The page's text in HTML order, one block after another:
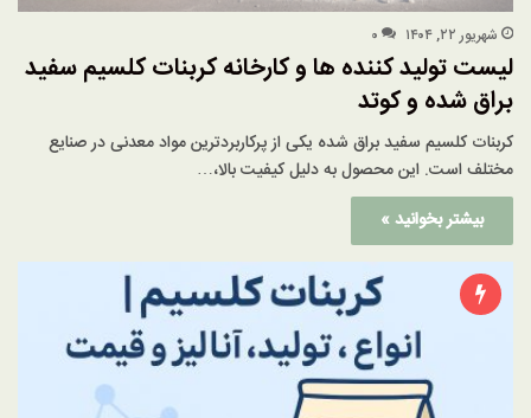
شهریور ۲۲, ۱۴۰۴ ۰
لیست تولید کننده ها و کارخانه کربنات کلسیم سفید
براق شده و کوتد
کربنات کلسیم سفید براق شده یکی از پرکاربردترین مواد معدنی در صنایع
مختلف است. این محصول به دلیل کیفیت بالا،…
بیشتر بخوانید »